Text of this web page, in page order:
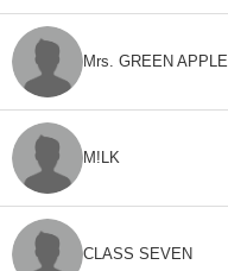
Mrs. GREEN APPLE
M!LK
CLASS SEVEN